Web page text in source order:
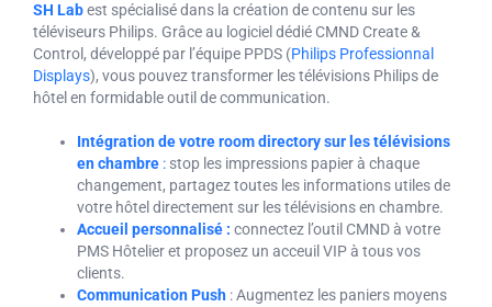
SH Labest spécialisé dans la création de contenu sur les
téléviseurs Philips. Grâce au logiciel dédié CMND Create &
Control, développé par l’équipe PPDS (Philips Professionnal
Displays), vous pouvez transformer les télévisions Philips de
hôtel en formidable outil de communication.
Intégration de votre room directory sur les télévisions
en chambre : stop les impressions papier à chaque
changement, partagez toutes les informations utiles de
votre hôtel directement sur les télévisions en chambre.
Accueil personnalisé : connectez l’outil CMND à votre
PMS Hôtelier et proposez un acceuil VIP à tous vos
clients.
Communication Push : Augmentez les paniers moyens